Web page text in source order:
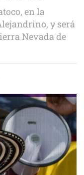
en la
y será
Nevada de